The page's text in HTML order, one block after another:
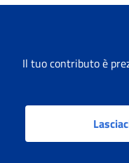
Il tuo contributo è